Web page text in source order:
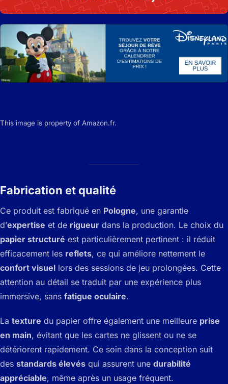
This image is property of Amazon.fr.
Fabrication et qualité
Ce produit est fabriqué en Pologne, une garantie
d’expertise et de rigueur dans la production. Le choix du
papier structuré est particulièrement pertinent : il réduit
efficacement les reflets, ce qui améliore nettement le
confort visuel lors des sessions de jeu prolongées. Cette
attention au détail se traduit par une expérience plus
immersive, sans fatigue oculaire.
La texture du papier offre également une meilleure prise
en main, évitant que les cartes ne glissent ou ne se
détériorent rapidement. Ce soin dans la conception suit
des standards élevés qui assurent une durabilité
appréciable, même après un usage fréquent.